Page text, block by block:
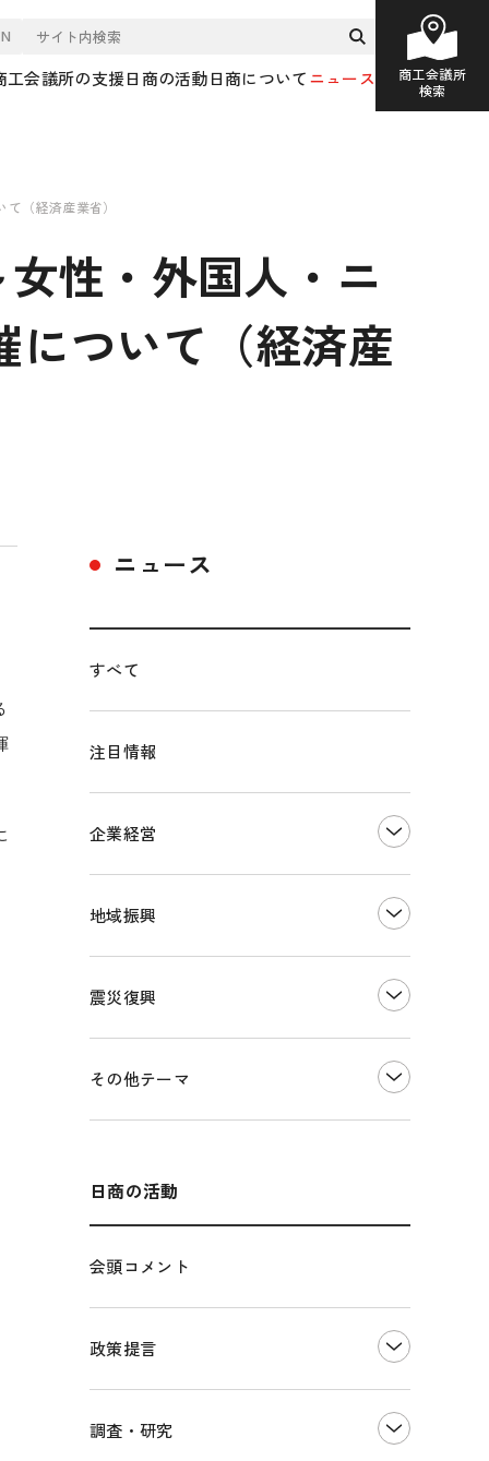
工会議所の支援日商の活動日商についてニュース
商工会議所
検索
（経済産業省）
性・外国人・ニ
について（経済産
ニュース
すべて
注目情報
企業経営
地域振興
震災復興
その他テーマ
多様な人材の活躍推進
各種制度・助成金
パートナーシップ構築宣言
海外展開イニシアティブ
輸出管理体制構築支援
日商の活動
会頭コメント
政策提言
調査・研究